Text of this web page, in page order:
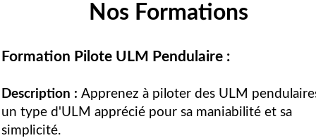
Nos Formations
Formation Pilote ULM Pendulaire :
Description : Apprenez à piloter des ULM
un type d'ULM apprécié pour sa maniabilité et sa
simplicité.